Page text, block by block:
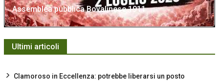
Assemblea pubblica Bovalinese 1911
Ultimi articoli
Clamoroso in Eccellenza: potrebbe liberarsi un posto